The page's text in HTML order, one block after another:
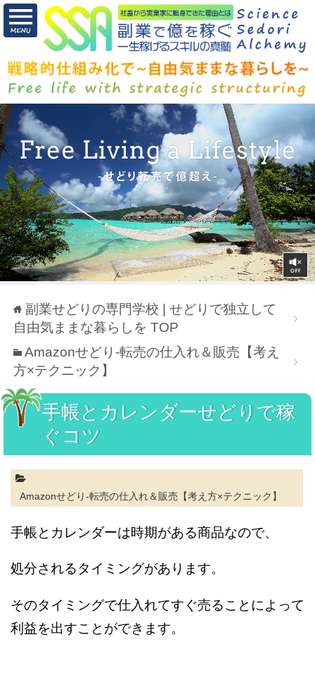
副業せどりの専門学校 | せどりで独立して
自由気ままな暮らしを TOP
Amazonせどり-転売の仕入れ＆販売【考え
方×テクニック】
手帳とカレンダーせどりで稼
ぐコツ
Amazonせどり-転売の仕入れ＆販売【考え方×テクニック】
手帳とカレンダーは時期がある商品なので、
処分されるタイミングがあります。
そのタイミングで仕入れてすぐ売ることによって
利益を出すことができます。